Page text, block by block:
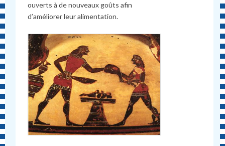
ouverts à de nouveaux goûts afin
d’améliorer leur alimentation.